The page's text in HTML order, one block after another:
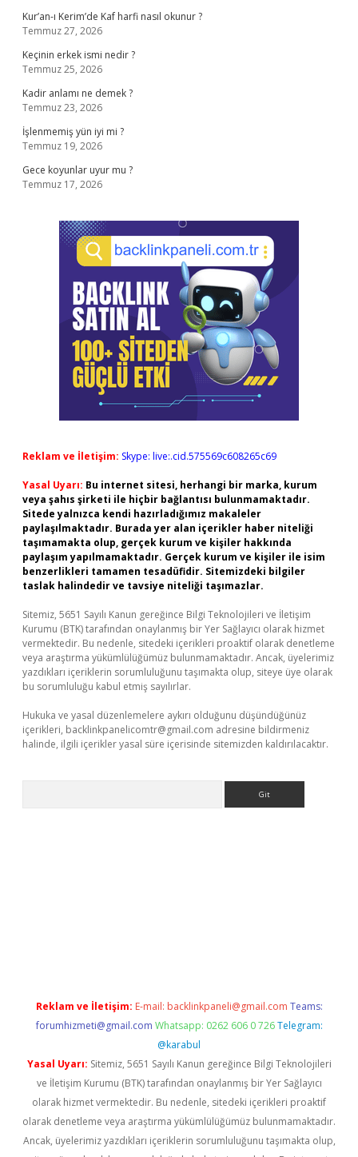
Kur’an-ı Kerim’de Kaf harfi nasıl okunur ?
Temmuz 27, 2026
Keçinin erkek ismi nedir ?
Temmuz 25, 2026
Kadir anlamı ne demek ?
Temmuz 23, 2026
İşlenmemiş yün iyi mi ?
Temmuz 19, 2026
Gece koyunlar uyur mu ?
Temmuz 17, 2026
Reklam ve İletişim: Skype: live:.cid.575569c608265c69
Yasal Uyarı: Bu internet sitesi, herhangi bir marka, kurum
veya şahıs şirketi ile hiçbir bağlantısı bulunmamaktadır.
Sitede yalnızca kendi hazırladığımız makaleler
paylaşılmaktadır. Burada yer alan içerikler haber niteliği
taşımamakta olup, gerçek kurum ve kişiler hakkında
paylaşım yapılmamaktadır. Gerçek kurum ve kişiler ile isim
benzerlikleri tamamen tesadüfidir. Sitemizdeki bilgiler
taslak halindedir ve tavsiye niteliği taşımazlar.
Sitemiz, 5651 Sayılı Kanun gereğince Bilgi Teknolojileri ve İletişim
Kurumu (BTK) tarafından onaylanmış bir Yer Sağlayıcı olarak hizmet
vermektedir. Bu nedenle, sitedeki içerikleri proaktif olarak denetleme
veya araştırma yükümlülüğümüz bulunmamaktadır. Ancak, üyelerimiz
yazdıkları içeriklerin sorumluluğunu taşımakta olup, siteye üye olarak
bu sorumluluğu kabul etmiş sayılırlar.
Hukuka ve yasal düzenlemelere aykırı olduğunu düşündüğünüz
içerikleri, backlinkpanelicomtr@gmail.com adresine bildirmeniz
halinde, ilgili içerikler yasal süre içerisinde sitemizden kaldırılacaktır.
Reklam ve İletişim: E-mail: backlinkpaneli@gmail.com Teams:
forumhizmeti@gmail.com Whatsapp: 0262 606 0 726 Telegram:
@karabul
Yasal Uyarı: Sitemiz, 5651 Sayılı Kanun gereğince Bilgi Teknolojileri
ve İletişim Kurumu (BTK) tarafından onaylanmış bir Yer Sağlayıcı
olarak hizmet vermektedir. Bu nedenle, sitedeki içerikleri proaktif
olarak denetleme veya araştırma yükümlülüğümüz bulunmamaktadır.
Ancak, üyelerimiz yazdıkları içeriklerin sorumluluğunu taşımakta olup,